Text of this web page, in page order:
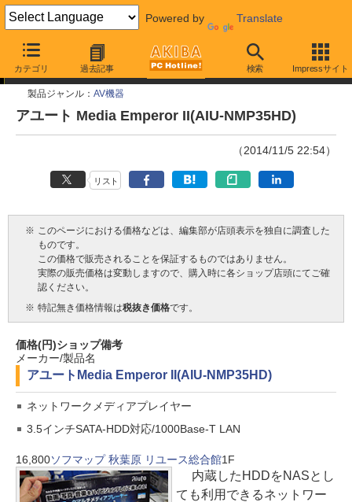
Powered by Translate
カテゴリ 過去記事 検索 Impressサイト
今週見つけた新製品
製品ジャンル： AV機器
アユート Media Emperor II(AIU-NMP35HD)
（2014/11/5 22:54）
リスト
※ このページにおける価格などは、編集部が店頭表示を独自に調査した
ものです。
この価格で販売されることを保証するものではありません。
実際の販売価格は変動しますので、購入時に各ショップ店頭にてご確
認ください。
※ 特記無き価格情報は税抜き価格です。
価格(円)ショップ備考
メーカー/製品名
アユート Media Emperor II(AIU-NMP35HD)
ネットワークメディアプレイヤー
3.5インチSATA-HDD対応/1000Base-T LAN
16,800ソフマップ 秋葉原 リユース総合館1F
内蔵したHDDをNASとし
ても利用できるネットワー